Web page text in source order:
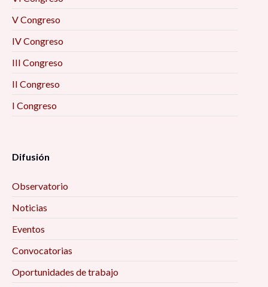
V Congreso
IV Congreso
III Congreso
II Congreso
I Congreso
Difusión
Observatorio
Noticias
Eventos
Convocatorias
Oportunidades de trabajo